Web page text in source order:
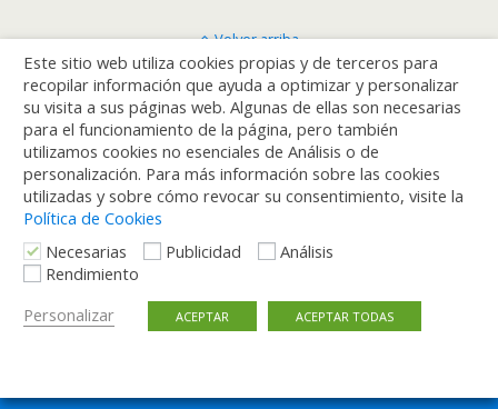
Volver arriba
Móvil Escritorio
Este sitio web utiliza cookies propias y de terceros para
recopilar información que ayuda a optimizar y personalizar
su visita a sus páginas web. Algunas de ellas son necesarias
para el funcionamiento de la página, pero también
utilizamos cookies no esenciales de Análisis o de
personalización. Para más información sobre las cookies
utilizadas y sobre cómo revocar su consentimiento, visite la
Política de Cookies
Necesarias
Publicidad
Análisis
Rendimiento
Personalizar
ACEPTAR ACEPTAR TODAS